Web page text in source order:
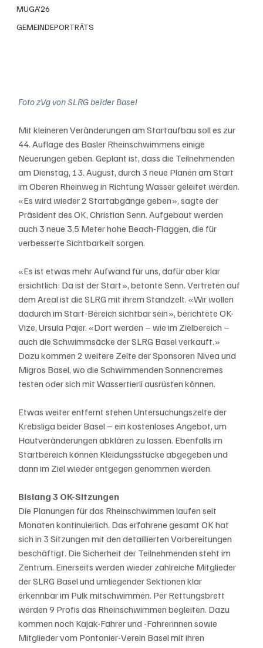
MUGA'26
GEMEINDEPORTRÄTS
Foto zVg von SLRG beider Basel
Mit kleineren Veränderungen am Startaufbau soll es zur
44. Auflage des Basler Rheinschwimmens einige
Neuerungen geben. Geplant ist, dass die Teilnehmenden
am Dienstag, 13. August, durch 3 neue Planen am Start
im Oberen Rheinweg in Richtung Wasser geleitet werden.
«Es wird wieder 2 Startabgänge geben», sagte der
Präsident des OK, Christian Senn. Aufgebaut werden
auch 3 neue 3,5 Meter hohe Beach-Flaggen, die für
verbesserte Sichtbarkeit sorgen.
«Es ist etwas mehr Aufwand für uns, dafür aber klar
ersichtlich: Da ist der Start», betonte Senn. Vertreten auf
dem Areal ist die SLRG mit ihrem Standzelt. «Wir wollen
dadurch im Start-Bereich sichtbar sein», berichtete OK-
Vize, Ursula Pajer. «Dort werden – wie im Zielbereich –
auch die Schwimmsäcke der SLRG Basel verkauft.»
Dazu kommen 2 weitere Zelte der Sponsoren Nivea und
Migros Basel, wo die Schwimmenden Sonnencremes
testen oder sich mit Wassertierli ausrüsten können.
Etwas weiter entfernt stehen Untersuchungszelte der
Krebsliga beider Basel – ein kostenloses Angebot, um
Hautveränderungen abklären zu lassen. Ebenfalls im
Startbereich können Kleidungsstücke abgegeben und
dann im Ziel wieder entgegen genommen werden.
Bislang 3 OK-Sitzungen
Die Planungen für das Rheinschwimmen laufen seit
Monaten kontinuierlich. Das erfahrene gesamt OK hat
sich in 3 Sitzungen mit den detaillierten Vorbereitungen
beschäftigt. Die Sicherheit der Teilnehmenden steht im
Zentrum. Einerseits werden wieder zahlreiche Mitglieder
der SLRG Basel und umliegender Sektionen klar
erkennbar im Pulk mitschwimmen. Per Rettungsbrett
werden 9 Profis das Rheinschwimmen begleiten. Dazu
kommen noch Kajak-Fahrer und -Fahrerinnen sowie
Mitglieder vom Pontonier-Verein Basel mit ihren